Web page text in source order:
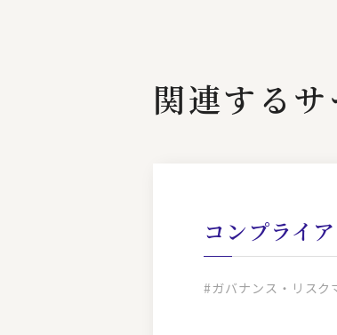
関連するサ
コンプライ
#ガバナンス・リスク